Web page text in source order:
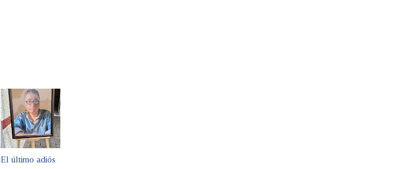
El último adiós